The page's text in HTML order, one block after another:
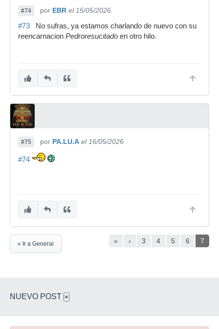
#74 por EBR el 15/05/2026
#73 No sufras, ya estamos charlando de nuevo con su
reencarnacion Pedroresucitado en otro hilo.
#75 por PA.LU.A el 16/05/2026
#74
« ‹ 3 4 5 6 7
« Ir a General
NUEVO POST ×